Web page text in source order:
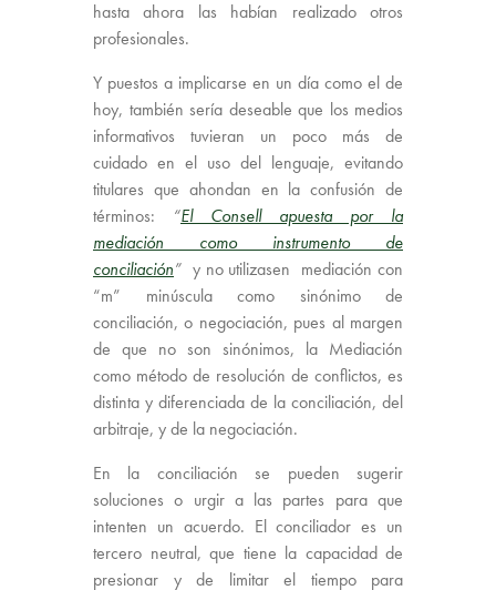
hasta ahora las habían realizado otros
profesionales.
Y puestos a implicarse en un día como el de
hoy, también sería deseable que los medios
informativos tuvieran un poco más de
cuidado en el uso del lenguaje, evitando
titulares que ahondan en la confusión de
términos: “El Consell apuesta por la
mediación como instrumento de
conciliación” y no utilizasen mediación con
“m” minúscula como sinónimo de
conciliación, o negociación, pues al margen
de que no son sinónimos, la Mediación
como método de resolución de conflictos, es
distinta y diferenciada de la conciliación, del
arbitraje, y de la negociación.
En la conciliación se pueden sugerir
soluciones o urgir a las partes para que
intenten un acuerdo. El conciliador es un
tercero neutral, que tiene la capacidad de
presionar y de limitar el tiempo para